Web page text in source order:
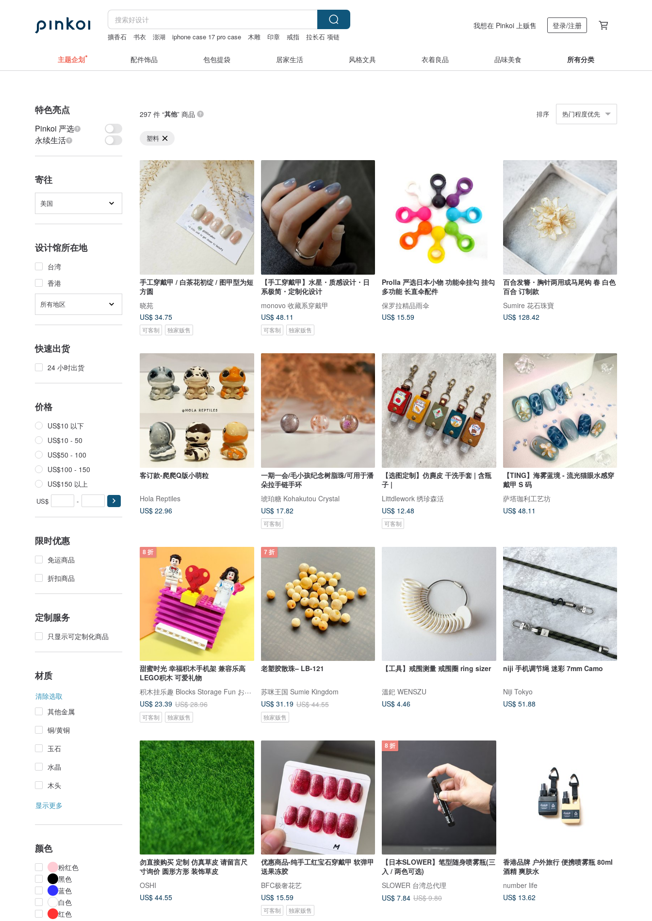
擴香石 书衣 澎湖 iphone case 17 pro case 木雕 印章 戒指 拉长石 项链
我想在 Pinkoi 上贩售 登录/注册
主题企划 配件饰品 包包提袋 居家生活 风格文具 衣着良品 品味美食 所有分类
特色亮点
Pinkoi 严选
永续生活
寄往
美国
设计馆所在地
台湾
香港
所有地区
快速出货
24 小时出货
价格
US$10 以下
US$10 - 50
US$50 - 100
US$100 - 150
US$150 以上
US$ -
限时优惠
免运商品
折扣商品
定制服务
只显示可定制化商品
材质
清除选取
其他金属
铜/黄铜
玉石
水晶
木头
显示更多
颜色
粉红色
黑色
蓝色
白色
红色
297 件 “其他” 商品 排序 热门程度优先
塑料
手工穿戴甲 / 白茶花初绽 / 图甲型为短
方圆
晓苑
US$ 34.75
可客制 独家贩售
【手工穿戴甲】水星・质感设计・日
系极简・定制化设计
monovo 收藏系穿戴甲
US$ 48.11
可客制 独家贩售
Prolla 严选日本小物 功能伞挂勾 挂勾
多功能 长直伞配件
保罗拉精品雨伞
US$ 15.59
百合发簪・胸针两用或马尾钩 春 白色
百合 订制款
Sumire 花石珠寶
US$ 128.42
客订款-爬爬Q版小萌粒
Hola Reptiles
US$ 22.96
一期一会/毛小孩纪念树脂珠/可用于潘
朵拉手链手环
琥珀糖 Kohakutou Crystal
US$ 17.82
可客制
【选图定制】仿麂皮 干洗手套 | 含瓶
子 |
Littdlework 绣珍森活
US$ 12.48
可客制
【TING】海雾蓝境 - 流光猫眼水感穿
戴甲 S 码
萨塔珈利工艺坊
US$ 48.11
8 折
甜蜜时光 幸福积木手机架 兼容乐高
LEGO积木 可爱礼物
积木挂乐趣 Blocks Storage Fun おもちゃの収纳の楽しみ
US$ 23.39 US$ 28.96
可客制 独家贩售
7 折
老塑胶散珠– LB-121
苏咪王国 Sumie Kingdom
US$ 31.19 US$ 44.55
独家贩售
【工具】戒围测量 戒围圈 ring sizer
溫釲 WENSZU
US$ 4.46
niji 手机调节绳 迷彩 7mm Camo
Niji Tokyo
US$ 51.88
勿直接购买 定制 仿真草皮 请留言尺
寸询价 圆形方形 装饰草皮
OSHI
US$ 44.55
优惠商品-纯手工红宝石穿戴甲 软弹甲
送果冻胶
BFC极奢花艺
US$ 15.59
可客制 独家贩售
8 折
【日本SLOWER】笔型随身喷雾瓶(三
入 / 两色可选)
SLOWER 台湾总代理
US$ 7.84 US$ 9.80
香港品牌 户外旅行 便携喷雾瓶 80ml
酒精 爽肤水
number life
US$ 13.62